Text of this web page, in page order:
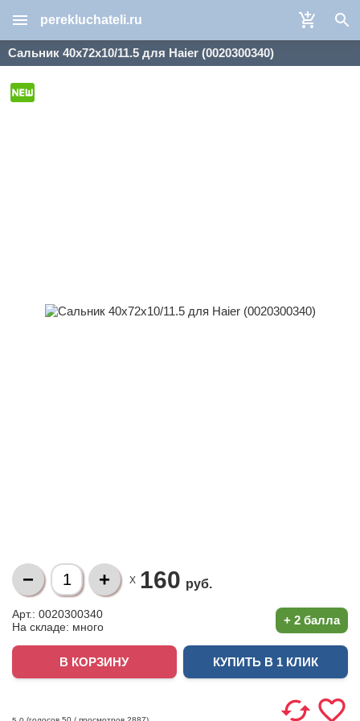
perekluchateli.ru
Сальник 40x72x10/11.5 для Haier (0020300340)
X 160 руб.
Арт.: 0020300340
На складе: много + 2 балла
КУПИТЬ В 1 КЛИК